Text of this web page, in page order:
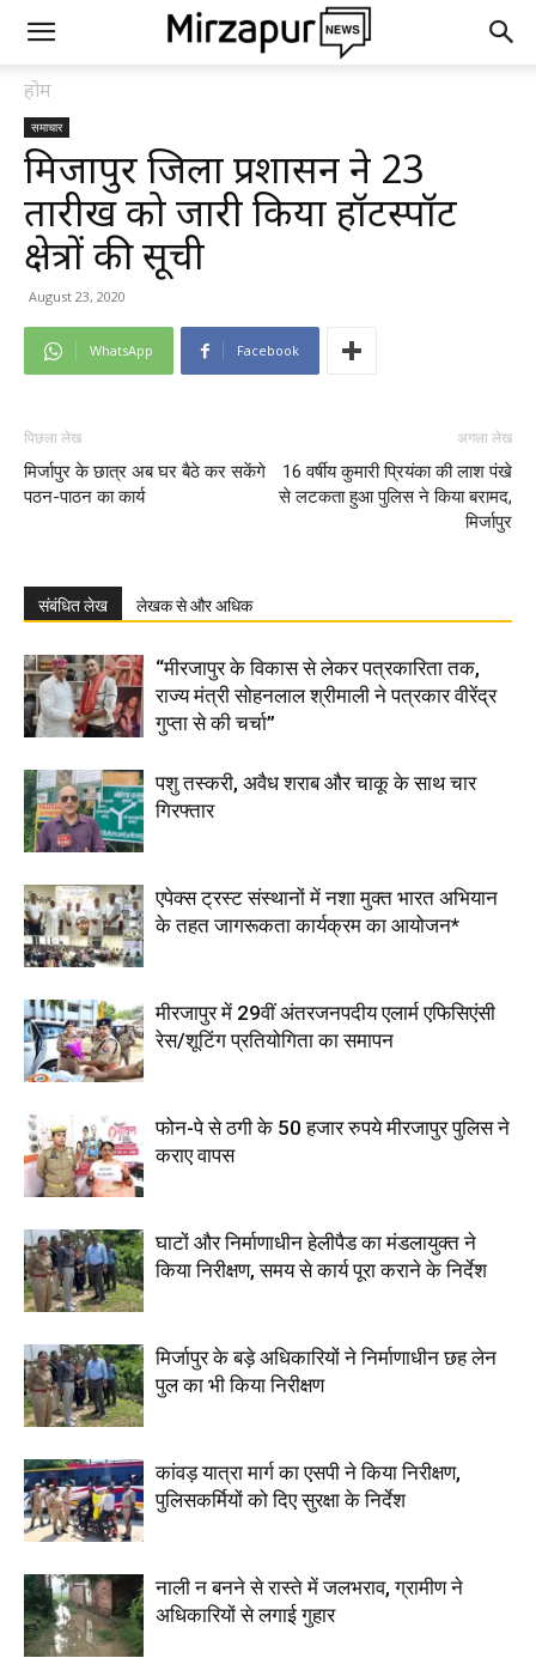
होम
समाचार
मिर्जापुर जिला प्रशासन ने 23
तारीख को जारी किया हॉटस्पॉट
क्षेत्रों की सूची
August 23, 2020
WhatsApp Facebook
पिछला लेख
मिर्जापुर के छात्र अब घर बैठे कर सकेंगे
पठन-पाठन का कार्य
अगला लेख
16 वर्षीय कुमारी प्रियंका की लाश पंखे
से लटकता हुआ पुलिस ने किया बरामद,
मिर्जापुर
संबंधित लेख लेखक से और अधिक
“मीरजापुर के विकास से लेकर पत्रकारिता तक,
राज्य मंत्री सोहनलाल श्रीमाली ने पत्रकार वीरेंद्र
गुप्ता से की चर्चा”
पशु तस्करी, अवैध शराब और चाकू के साथ चार
गिरफ्तार
एपेक्स ट्रस्ट संस्थानों में नशा मुक्त भारत अभियान
के तहत जागरूकता कार्यक्रम का आयोजन*
मीरजापुर में 29वीं अंतरजनपदीय एलार्म एफिसिएंसी
रेस/शूटिंग प्रतियोगिता का समापन
फोन-पे से ठगी के 50 हजार रुपये मीरजापुर पुलिस ने
कराए वापस
घाटों और निर्माणाधीन हेलीपैड का मंडलायुक्त ने
किया निरीक्षण, समय से कार्य पूरा कराने के निर्देश
मिर्जापुर के बड़े अधिकारियों ने निर्माणाधीन छह लेन
पुल का भी किया निरीक्षण
कांवड़ यात्रा मार्ग का एसपी ने किया निरीक्षण,
पुलिसकर्मियों को दिए सुरक्षा के निर्देश
नाली न बनने से रास्ते में जलभराव, ग्रामीण ने
अधिकारियों से लगाई गुहार